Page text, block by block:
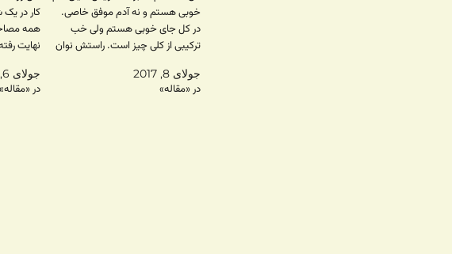
خوبی هستم و نه آدم موفق خاصی.
در کل جای خوبی هستم ولی خب
ترکیبی از کلی چیز است. راستش نوان
هرحال. چون زیاد می پرسن سعی
کردم بنویسم ولی می دونم…
جولای 8, 2017
در «مقاله»
کار در یک
همه
نهایت
ادمین و
جولای 6, 2017
در «مقاله»